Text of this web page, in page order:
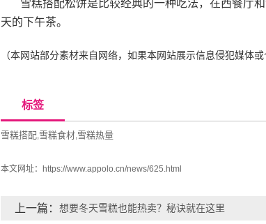
雪糕搭配松饼是比较经典的一种吃法，在西餐厅
天的下午茶。
（本网站部分素材来自网络，如果本网站展示信息侵犯媒体
标签
雪糕搭配,雪糕食材,雪糕热量
本文网址： https://www.appolo.cn/news/625.html
上一篇： 想要冬天雪糕也能热卖？秘诀就在这里